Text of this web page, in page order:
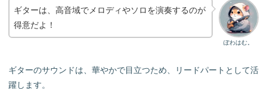
ぽわはむ。
ギターは、高音域でメロディやソロを演奏するのが
得意だよ！
ギターのサウンドは、華やかで目立つため、リードパートとして活
躍します。